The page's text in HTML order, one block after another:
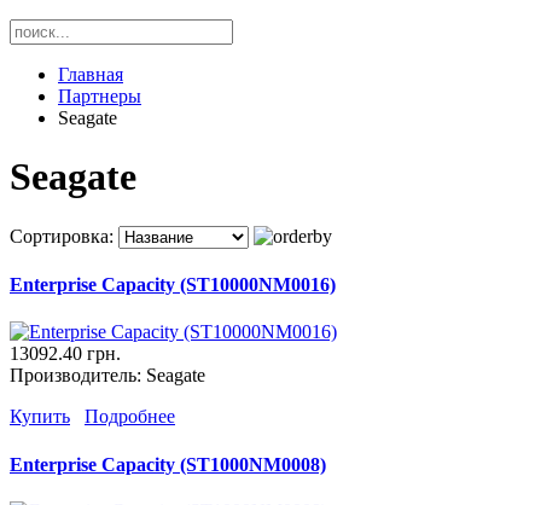
Главная
Партнеры
Seagate
Seagate
Сортировка:
Enterprise Capacity (ST10000NM0016)
13092.40 грн.
Производитель: Seagate
Купить
Подробнее
Enterprise Capacity (ST1000NM0008)